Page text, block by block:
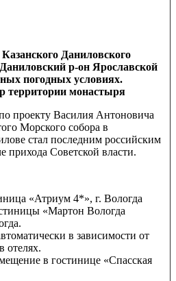
Даниловского
р-он Ярославской
погодных условиях.
территории монастыря
проекту Василия Антоновича
Морского собора в
стал последним российским
Советской власти.
«Атриум 4*», г. Вологда
«Мартон Вологда
в зависимости от
отелях.
в гостинице «Спасская